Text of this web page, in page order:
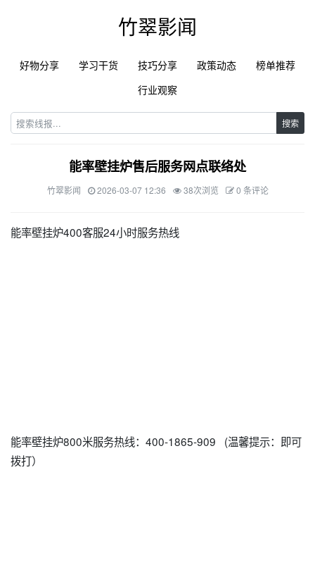
竹翠影闻
好物分享 学习干货 技巧分享 政策动态
榜单推荐
行业观察
搜索
能率壁挂炉售后服务网点联络处
竹翠影闻 2026-03-07 12:36 38次浏览 0 条评论
能率壁挂炉400客服24小时服务热线
能率壁挂炉800米服务热线：400-1865-909 (温馨提示：即可
拨打）